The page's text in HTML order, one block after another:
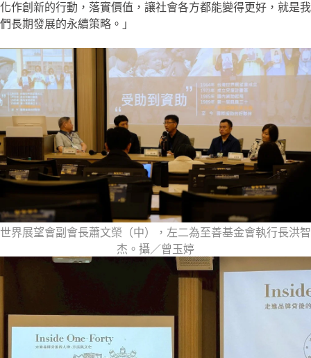
化作創新的行動，落實價值，讓社會各方都能變得更好，就是我
們長期發展的永續策略。」
世界展望會副會長蕭文榮（中），左二為至善基金會執行長洪智
杰。攝／曾玉婷